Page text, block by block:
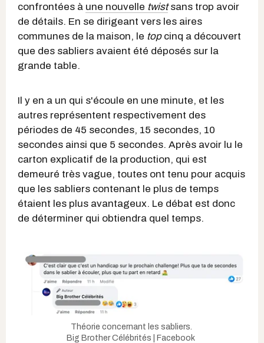
confrontées à une nouvelle twistsans trop avoir
de détails. En se dirigeant vers les aires
communes de la maison, le topcinq a découvert
que des sabliers avaient été déposés sur la
grande table.
Il y en a un qui s'écoule en une minute, et les
autres représentent respectivement des
périodes de 45 secondes, 15 secondes, 10
secondes ainsi que 5 secondes. Après avoir lu le
carton explicatif de la production, qui est
demeuré très vague, toutes ont tenu pour acquis
que les sabliers contenant le plus de temps
étaient les plus avantageux. Le débat est donc
de déterminer qui obtiendra quel temps.
Théorie concernant les sabliers.
Big Brother Célébrités | Facebook